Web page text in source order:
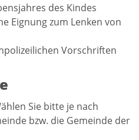
des Kindes
Eignung zum Lenken von
Vorschriften
Sie bitte je nach
bzw. die Gemeinde der